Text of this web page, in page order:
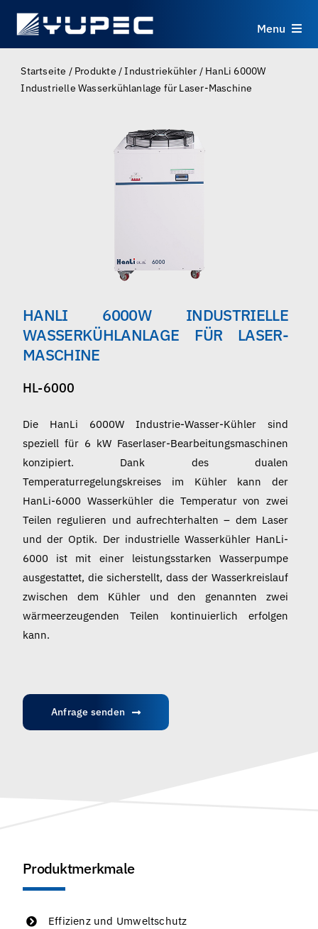
Menu
Produkte
Deutsch
Startseite / Produkte /Industriekühler / HanLi 6000W
Industrielle Wasserkühlanlage für Laser-Maschine
HANLI 6000W INDUSTRIELLE
WASSERKÜHLANLAGE FÜR LASER-
MASCHINE
HL-6000
Die HanLi 6000W Industrie-Wasser-Kühler sind
speziell für 6 kW Faserlaser-Bearbeitungsmaschinen
konzipiert. Dank des dualen
Temperaturregelungskreises im Kühler kann der
HanLi-6000 Wasserkühler die Temperatur von zwei
Teilen regulieren und aufrechterhalten – dem Laser
und der Optik. Der industrielle Wasserkühler HanLi-
6000 ist mit einer leistungsstarken Wasserpumpe
ausgestattet, die sicherstellt, dass der Wasserkreislauf
zwischen dem Kühler und den genannten zwei
wärmeerzeugenden Teilen kontinuierlich erfolgen
kann.
Anfrage senden
Produktmerkmale
Effizienz und Umweltschutz